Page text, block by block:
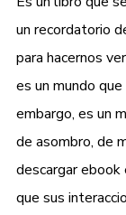
un recordatorio
para hacernos
es un mundo
embargo, es un
de asombro, de
descargar ebook
que sus